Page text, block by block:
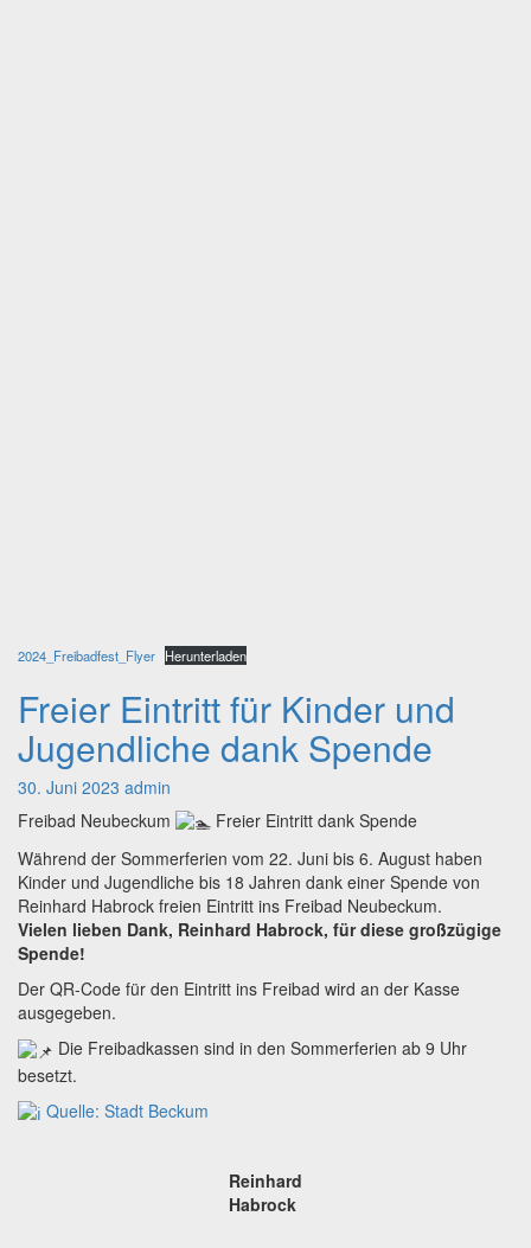
2024_Freibadfest_Flyer Herunterladen
Freier
Eintritt
Kinder
und
Jugendliche
Spende
Freier Eintritt für Kinder und
Jugendliche dank Spende
30. Juni 2023 admin
Freibad Neubeckum
Freier Eintritt dank Spende
Während der Sommerferien vom 22. Juni bis 6. August haben
Kinder und Jugendliche bis 18 Jahren dank einer Spende von
Reinhard Habrock freien Eintritt ins Freibad Neubeckum.
Vielen lieben Dank, Reinhard Habrock, für diese großzügige
Spende!
Der QR-Code für den Eintritt ins Freibad wird an der Kasse
ausgegeben.
Die Freibadkassen sind in den Sommerferien ab 9 Uhr
besetzt.
Quelle: Stadt Beckum
Reinhard
Habrock